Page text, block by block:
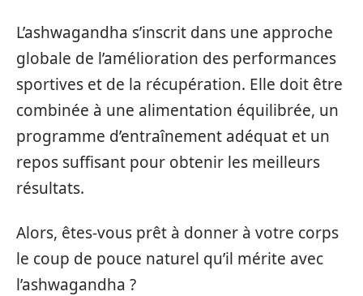
L’ashwagandha s’inscrit dans une approche
globale de l’amélioration des performances
sportives et de la récupération. Elle doit être
combinée à une alimentation équilibrée, un
programme d’entraînement adéquat et un
repos suffisant pour obtenir les meilleurs
résultats.
Alors, êtes-vous prêt à donner à votre corps
le coup de pouce naturel qu’il mérite avec
l’ashwagandha ?